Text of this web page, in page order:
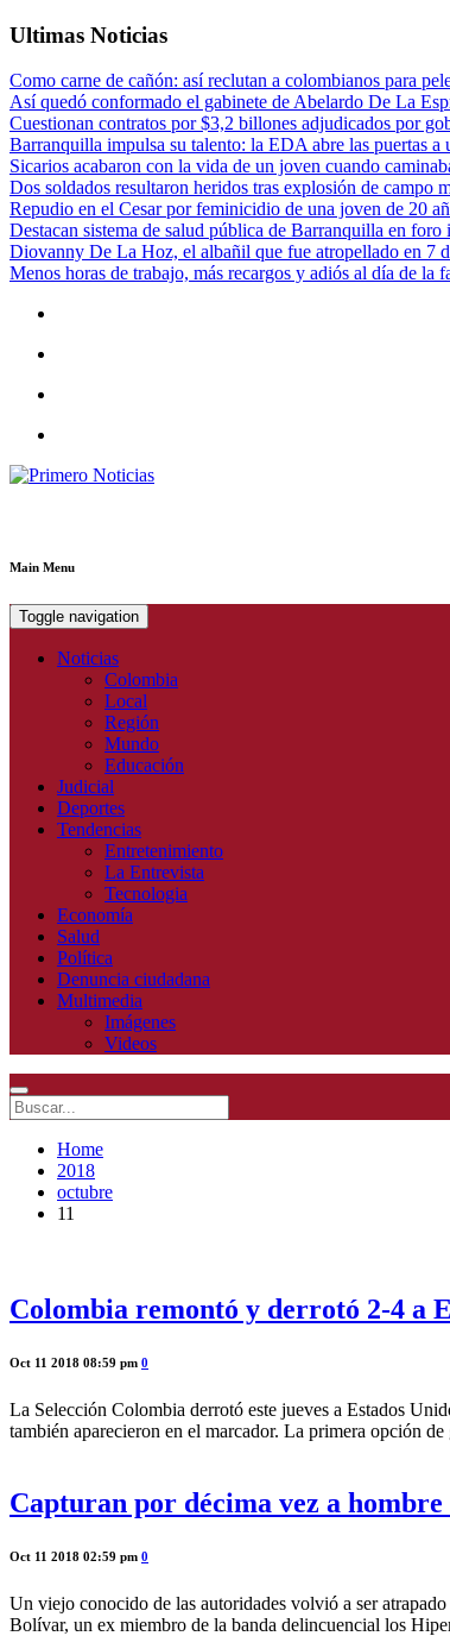
Ultimas Noticias
Como carne de cañón: así reclutan a colombianos para
Así quedó conformado el gabinete de Abelardo De La
Cuestionan contratos por $3,2 billones adjudicados por
Barranquilla impulsa su talento: la EDA abre las puertas a
Sicarios acabaron con la vida de un joven cuando
Dos soldados resultaron heridos tras explosión de campo
Repudio en el Cesar por feminicidio de una joven de 20
Destacan sistema de salud pública de Barranquilla en
Diovanny De La Hoz, el albañil que fue atropellado en 7
Menos horas de trabajo, más recargos y adiós al día de la
Main Menu
Toggle navigation
Noticias
Colombia
Local
Región
Mundo
Educación
Judicial
Deportes
Tendencias
Entretenimiento
La Entrevista
Tecnologia
Economía
Salud
Política
Denuncia ciudadana
Multimedia
Imágenes
Videos
Home
2018
octubre
11
Colombia remontó y derrotó 2-4 a
Oct 11 2018 08:59 pm 0
La Selección Colombia derrotó este jueves a Estados
también aparecieron en el marcador. La primera opción
Capturan por décima vez a
Oct 11 2018 02:59 pm 0
Un viejo conocido de las autoridades volvió a ser
Bolívar, un ex miembro de la banda delincuencial los